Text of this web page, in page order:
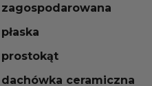
zagospodarowana
płaska
prostokąt
dachówka ceramiczna